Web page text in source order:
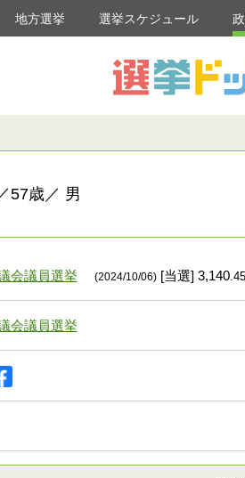
地方選挙 選挙スケジュール
57歳／ 男
会議員選挙 (2024/10/06)[当選] 3,140
会議員選挙